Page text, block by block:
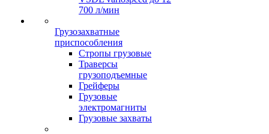
700 л/мин
Грузозахватные
приспособления
Стропы грузовые
Траверсы
грузоподъемные
Грейферы
Грузовые
электромагниты
Грузовые захваты